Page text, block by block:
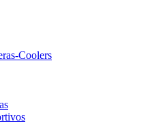
Coolers